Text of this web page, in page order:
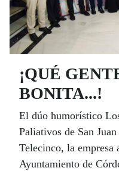
¡QUÉ
BONITA...!
El dúo humorístico
Paliativos de San
Telecinco, la empresa
Ayuntamiento de